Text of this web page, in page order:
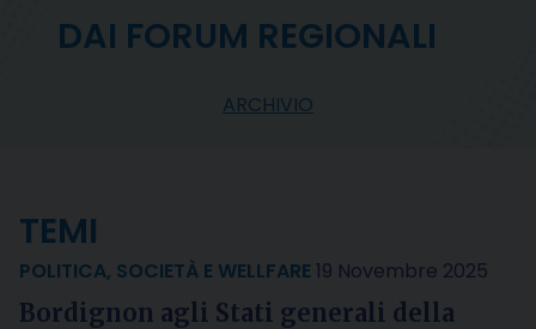
DAI FORUM REGIONALI
ARCHIVIO
TEMI
POLITICA, SOCIETÀ E WELLFARE 19 Novembre 2025
Bordignon agli Stati generali della